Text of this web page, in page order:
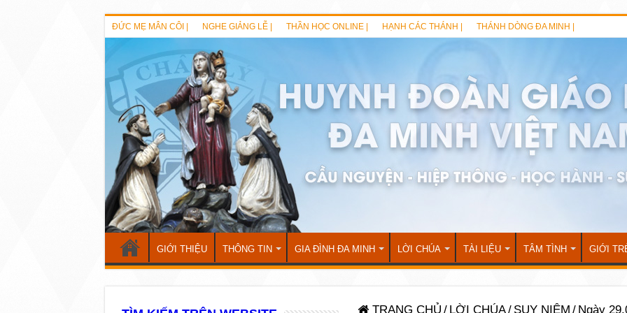
ĐỨC MẸ MÂN CÔI | NGHE GIẢNG LỄ | THẦN HỌC ONLINE | HẠNH CÁC THÁNH | THÁNH DÒNG ĐA MINH |
GIỚI THIỆU THÔNG TIN GIA ĐÌNH ĐA MINH LỜI CHÚA TÀI LIỆU TÂM TÌNH GIỚI
TRANG CHỦ / LỜI CHÚA/ SUY NIỆM / Ngày